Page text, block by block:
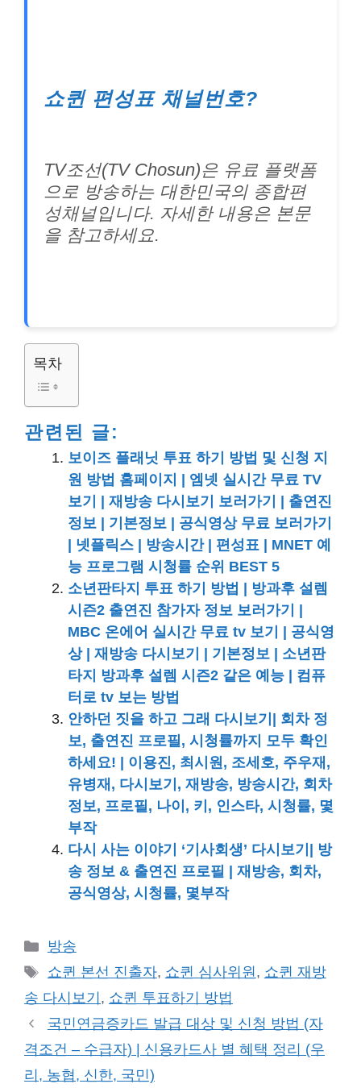
쇼퀸 편성표 채널번호?
TV조선(TV Chosun)은 유료 플랫폼
으로 방송하는 대한민국의 종합편
성채널입니다. 자세한 내용은 본문
을 참고하세요.
목차
관련된 글:
보이즈 플래닛 투표 하기 방법 및 신청 지
원 방법 홈페이지 | 엠넷 실시간 무료 TV
보기 | 재방송 다시보기 보러가기 | 출연진
정보 | 기본정보 | 공식영상 무료 보러가기
| 넷플릭스 | 방송시간 | 편성표 | MNET 예
능 프로그램 시청률 순위 BEST 5
소년판타지 투표 하기 방법 | 방과후 설렘
시즌2 출연진 참가자 정보 보러가기 |
MBC 온에어 실시간 무료 tv 보기 | 공식영
상 | 재방송 다시보기 | 기본정보 | 소년판
타지 방과후 설렘 시즌2 같은 예능 | 컴퓨
터로 tv 보는 방법
안하던 짓을 하고 그래 다시보기| 회차 정
보, 출연진 프로필, 시청률까지 모두 확인
하세요! | 이용진, 최시원, 조세호, 주우재,
유병재, 다시보기, 재방송, 방송시간, 회차
정보, 프로필, 나이, 키, 인스타, 시청률, 몇
부작
다시 사는 이야기 ‘기사회생’ 다시보기| 방
송 정보 & 출연진 프로필 | 재방송, 회차,
공식영상, 시청률, 몇부작
카
테
리
방송
태
그
쇼퀸 본선 진출자, 쇼퀸 심사위원 , 쇼퀸 재방
송 다시보기 , 쇼퀸 투표하기 방법
국민연금증카드 발급 대상 및 신청 방법 (자
격조건 – 수급자) | 신용카드사 별 혜택 정리 (우
리, 농협, 신한, 국민)